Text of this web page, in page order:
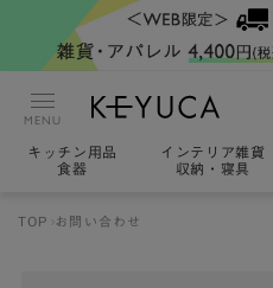
MENU
キッチン用品
食器
インテリア雑貨
収納・寝具
TOP お問い合わせ